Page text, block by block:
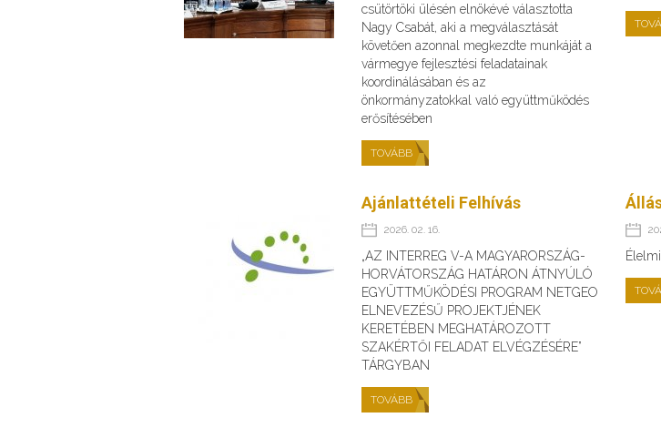
csütörtöki ülésén elnökévé választotta
Nagy Csabát, aki a megválasztását
követően azonnal megkezdte munkáját a
vármegye fejlesztési feladatainak
koordinálásában és az
önkormányzatokkal való együttműködés
erősítésében
TOVÁBB
Ajánlattételi Felhívás
2026. 02. 16.
„AZ INTERREG V-A MAGYARORSZÁG-
HORVÁTORSZÁG HATÁRON ÁTNYÚLÓ
EGYÜTTMŰKÖDÉSI PROGRAM NETGEO
ELNEVEZÉSŰ PROJEKTJÉNEK
KERETÉBEN MEGHATÁROZOTT
SZAKÉRTŐI FELADAT ELVÉGZÉSÉRE”
TÁRGYBAN
TOVÁBB